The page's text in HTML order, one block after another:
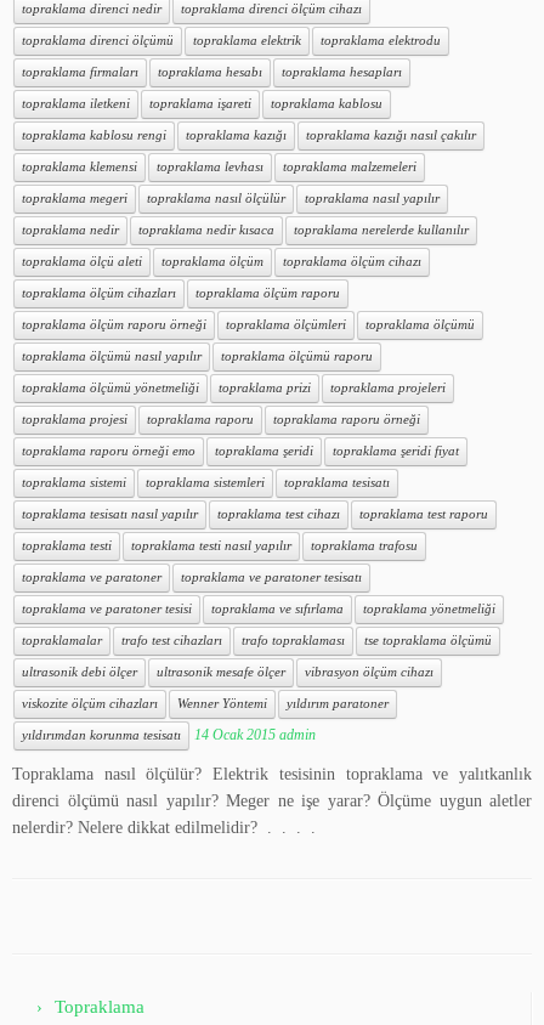
topraklama direnci nedir topraklama direnci ölçüm cihazı
topraklama direnci ölçümü topraklama elektrik topraklama elektrodu
topraklama firmaları topraklama hesabı topraklama hesapları
topraklama iletkeni topraklama işareti topraklama kablosu
topraklama kablosu rengi topraklama kazığı topraklama kazığı nasıl çakılır
topraklama klemensi topraklama levhası topraklama malzemeleri
topraklama megeri topraklama nasıl ölçülür topraklama nasıl yapılır
topraklama nedir topraklama nedir kısaca topraklama nerelerde kullanılır
topraklama ölçü aleti topraklama ölçüm topraklama ölçüm cihazı
topraklama ölçüm cihazları topraklama ölçüm raporu
topraklama ölçüm raporu örneği topraklama ölçümleri topraklama ölçümü
topraklama ölçümü nasıl yapılır topraklama ölçümü raporu
topraklama ölçümü yönetmeliği topraklama prizi topraklama projeleri
topraklama projesi topraklama raporu topraklama raporu örneği
topraklama raporu örneği emo topraklama şeridi topraklama şeridi fiyat
topraklama sistemi topraklama sistemleri topraklama tesisatı
topraklama tesisatı nasıl yapılır topraklama test cihazı topraklama test raporu
topraklama testi topraklama testi nasıl yapılır topraklama trafosu
topraklama ve paratoner topraklama ve paratoner tesisatı
topraklama ve paratoner tesisi topraklama ve sıfırlama topraklama yönetmeliği
topraklamalar trafo test cihazları trafo topraklaması tse topraklama ölçümü
ultrasonik debi ölçer ultrasonik mesafe ölçer vibrasyon ölçüm cihazı
viskozite ölçüm cihazları Wenner Yöntemi yıldırım paratoner
yıldırımdan korunma tesisatı 14 Ocak 2015 admin
Topraklama nasıl ölçülür? Elektrik tesisinin topraklama ve yalıtkanlık
direnci ölçümü nasıl yapılır? Meger ne işe yarar? Ölçüme uygun aletler
nelerdir? Nelere dikkat edilmelidir? . . . .
Topraklama